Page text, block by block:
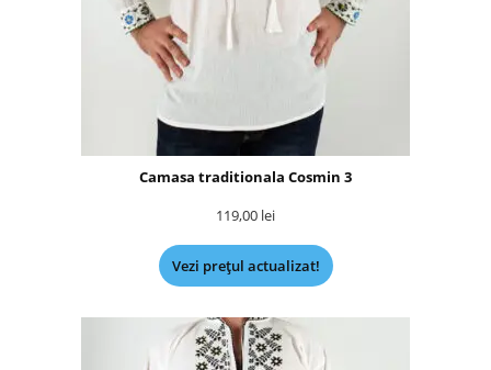
Camasa traditionala Cosmin 3
119,00 lei
Vezi prețul actualizat!